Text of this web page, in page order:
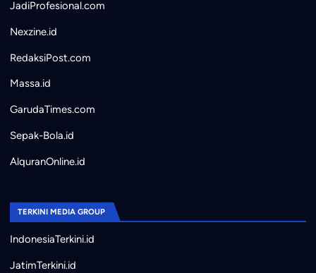
JadiProfesional.com
Nexzine.id
RedaksiPost.com
Massa.id
GarudaTimes.com
Sepak-Bola.id
AlquranOnline.id
TERKINI MEDIA GROUP
IndonesiaTerkini.id
JatimTerkini.id